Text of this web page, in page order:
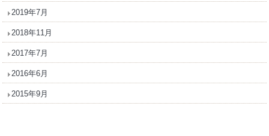
2019年7月
2018年11月
2017年7月
2016年6月
2015年9月